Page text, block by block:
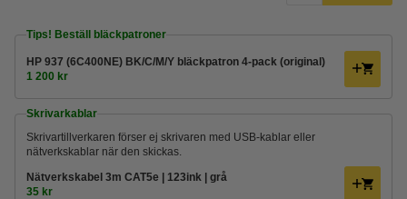
Tips! Beställ bläckpatroner
HP 937 (6C400NE) BK/C/M/Y bläckpatron 4-pack (original)
1 200 kr
Skrivarkablar
Skrivartillverkaren förser ej skrivaren med USB-kablar eller
nätverkskablar när den skickas.
Nätverkskabel 3m CAT5e | 123ink | grå
35 kr